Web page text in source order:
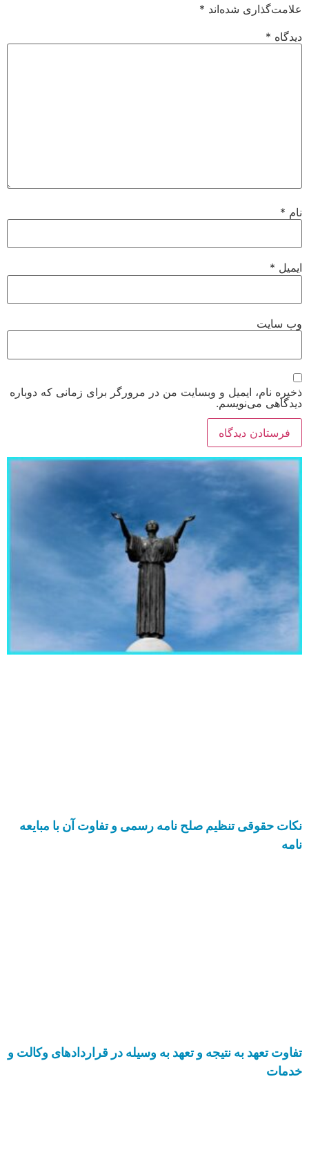
علامت‌گذاری شده‌اند *
دیدگاه *
نام *
ایمیل *
وب‌ سایت
ذخیره نام، ایمیل و وبسایت من در مرورگر برای زمانی که دوباره
دیدگاهی می‌نویسم.
نکات حقوقی تنظیم صلح نامه رسمی و تفاوت آن با مبایعه
نامه
تفاوت تعهد به نتیجه و تعهد به وسیله در قراردادهای وکالت و
خدمات